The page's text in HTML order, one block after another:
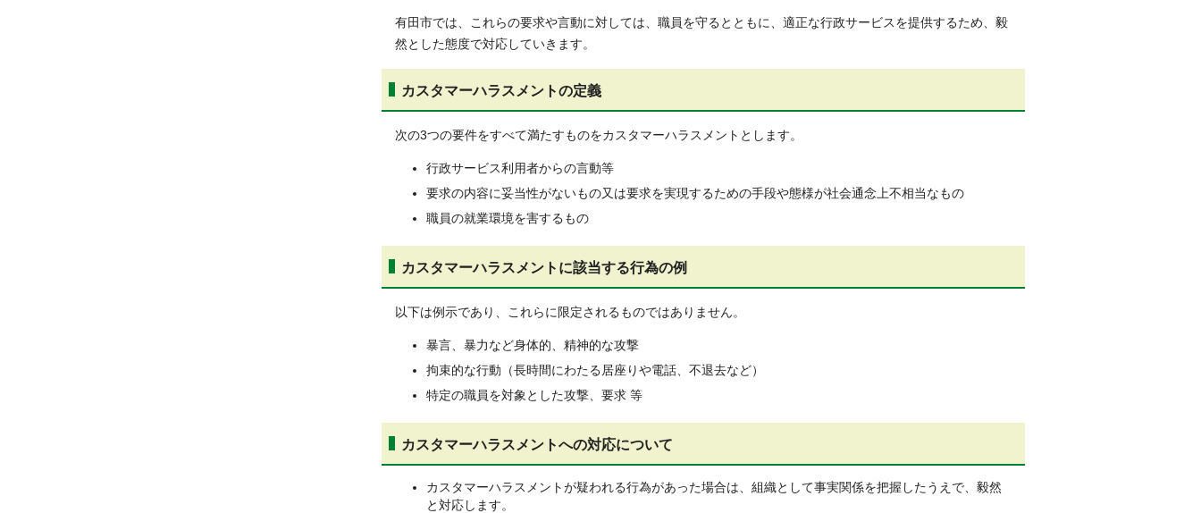
有田市では、これらの要求や言動に対しては、職員を守るとともに、適正な行政サービスを提供するため、毅
然とした態度で対応していきます。
カスタマーハラスメントの定義
次の3つの要件をすべて満たすものをカスタマーハラスメントとします。
行政サービス利用者からの言動等
要求の内容に妥当性がないもの又は要求を実現するための手段や態様が社会通念上不相当なもの
職員の就業環境を害するもの
カスタマーハラスメントに該当する行為の例
以下は例示であり、これらに限定されるものではありません。
暴言、暴力など身体的、精神的な攻撃
拘束的な行動（長時間にわたる居座りや電話、不退去など）
特定の職員を対象とした攻撃、要求 等
カスタマーハラスメントへの対応について
カスタマーハラスメントが疑われる行為があった場合は、組織として事実関係を把握したうえで、毅然
と対応します。